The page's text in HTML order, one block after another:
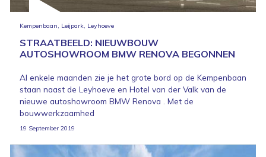
Kempenbaan, Leijpark, Leyhoeve
STRAATBEELD: NIEUWBOUW
AUTOSHOWROOM BMW RENOVA BEGONNEN
Al enkele maanden zie je het grote bord op de Kempenbaan
staan naast de Leyhoeve en Hotel van der Valk van de
nieuwe autoshowroom BMW Renova . Met de
bouwwerkzaamhed
19 September 2019